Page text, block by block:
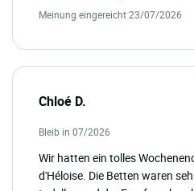
Meinung eingereicht 23/07/2026
Chloé D.
Bleib in 07/2026
Wir hatten ein tolles
d'Héloise. Die Betten waren